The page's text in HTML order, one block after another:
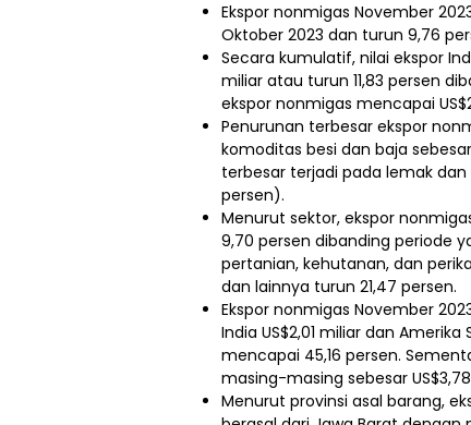
Ekspor nonmigas November
Oktober 2023 dan turun 9,76
Secara kumulatif, nilai ekspor
miliar atau turun 11,83 persen
ekspor nonmigas mencapai
Penurunan terbesar ekspor
komoditas besi dan baja
terbesar terjadi pada lemak dan
persen).
Menurut sektor, ekspor
9,70 persen dibanding periode
pertanian, kehutanan, dan
dan lainnya turun 21,47 persen.
Ekspor nonmigas November
India US$2,01 miliar dan
mencapai 45,16 persen.
masing-masing sebesar
Menurut provinsi asal barang,